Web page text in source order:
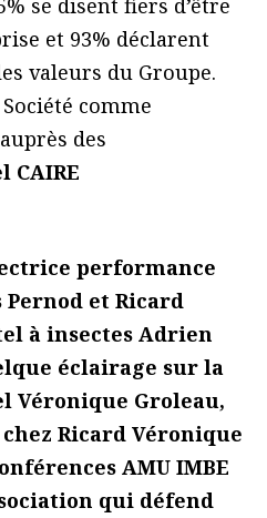
se disent fiers d’être
et 93% déclarent
valeurs du Groupe.
comme
des
CAIRE
performance
Pernod et Ricard
à insectes Adrien
éclairage sur la
Véronique Groleau,
Ricard Véronique
AMU IMBE
qui défend